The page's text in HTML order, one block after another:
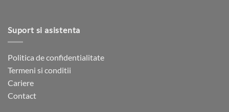
Suport si asistenta
Politica de confidentialitate
Termeni si conditii
Cariere
Contact